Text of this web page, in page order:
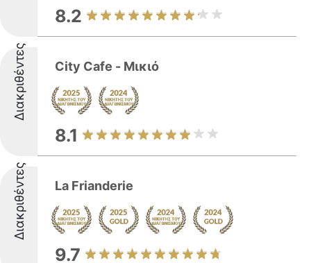
8.2
Διακριθέντες City Cafe - Μικιό
8.1
Διακριθέντες La Frianderie
9.7